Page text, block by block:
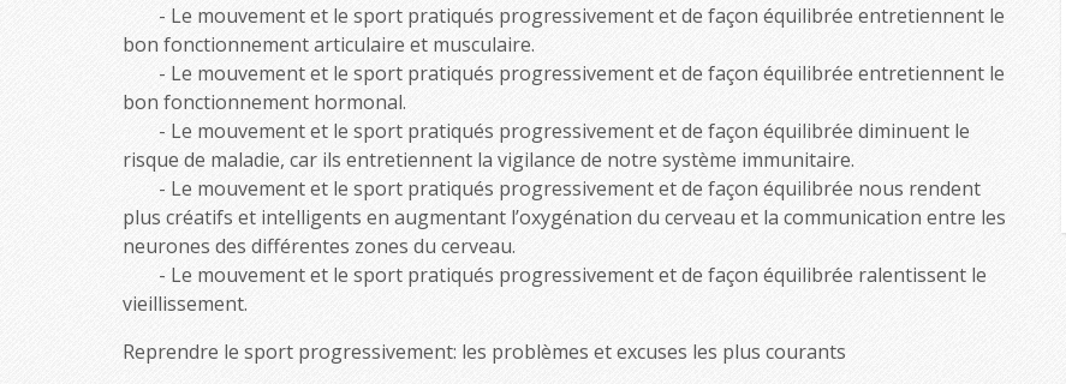
Le mouvement et le sport pratiqués progressivement et de façon équilibrée entretiennent le
bon fonctionnement articulaire et musculaire.
Le mouvement et le sport pratiqués progressivement et de façon équilibrée entretiennent le
bon fonctionnement hormonal.
Le mouvement et le sport pratiqués progressivement et de façon équilibrée diminuent le
risque de maladie, car ils entretiennent la vigilance de notre système immunitaire.
Le mouvement et le sport pratiqués progressivement et de façon équilibrée nous rendent
plus créatifs et intelligents en augmentant l’oxygénation du cerveau et la communication entre les
neurones des différentes zones du cerveau.
Le mouvement et le sport pratiqués progressivement et de façon équilibrée ralentissent le
vieillissement.
Reprendre le sport progressivement: les problèmes et excuses les plus courants